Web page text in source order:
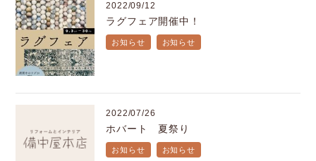
2022/09/12
ラグフェア開催中！
お知らせ お知らせ
2022/07/26
ホバート 夏祭り
お知らせ お知らせ